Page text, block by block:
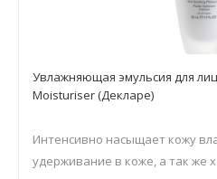
Увлажняющая эмульсия для
Moisturiser (Декларе)
Интенсивно насыщает кожу
удерживание в коже, а так же